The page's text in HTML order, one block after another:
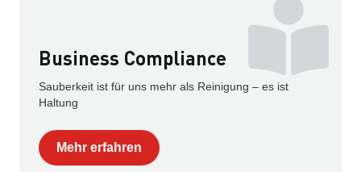
Business Compliance
Sauberkeit ist für uns mehr als Reinigung – es ist
Haltung
Mehr erfahren